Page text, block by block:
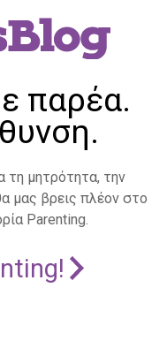
παρέα.
τη μητρότητα, την
μας βρεις πλέον στο
Parenting.